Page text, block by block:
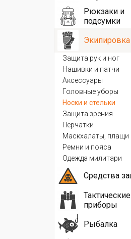
Рюкзаки и
подсумки
Экипировка
Защита рук и ног
Нашивки и патчи
Аксессуары
Головные уборы
Носки и стельки
Защита зрения
Перчатки
Маскхалаты, плащи
Ремни и пояса
Одежда милитари
Средства
Тактические
приборы
Рыбалка